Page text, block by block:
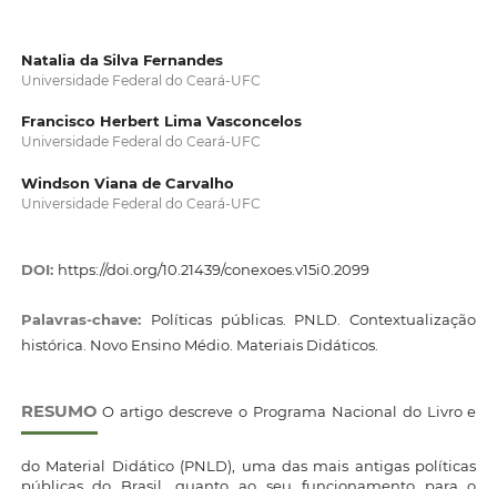
Natalia da Silva Fernandes
Universidade Federal do Ceará-UFC
Francisco Herbert Lima Vasconcelos
Universidade Federal do Ceará-UFC
Windson Viana de Carvalho
Universidade Federal do Ceará-UFC
DOI: https://doi.org/10.21439/conexoes.v15i0.2099
Palavras-chave: Políticas públicas. PNLD. Contextualização
histórica. Novo Ensino Médio. Materiais Didáticos.
RESUMO O artigo descreve o Programa Nacional do Livro e
do Material Didático (PNLD), uma das mais antigas políticas
públicas do Brasil, quanto ao seu funcionamento para o